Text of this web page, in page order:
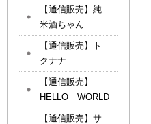
【通信販売】純
米酒ちゃん
【通信販売】ト
クナナ
【通信販売】
HELLO WORLD
【通信販売】サ